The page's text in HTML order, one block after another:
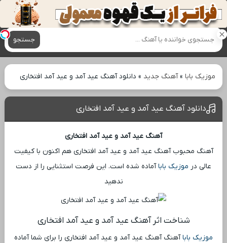
آهنگ های جدید
جستجو
موزیک بابا»آهنگ جدید » دانلود آهنگ عید آمد و عید آمد افتخاری
دانلود آهنگ عید آمد و عید آمد افتخاری
آهنگ عید آمد و عید آمد افتخاری
آهنگ محبوب آهنگ عید آمد و عید آمد افتخاری هم اکنون با کیفیت
عالی در موزیک باباآماده شده است. این فرصت استثنایی را از دست
ندهید
شناخت اثر آهنگ عید آمد و عید آمد افتخاری
موزیک باباآهنگ آهنگ عید آمد و عید آمد افتخاری را برای شما آماده